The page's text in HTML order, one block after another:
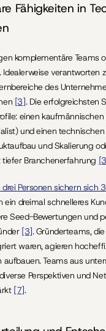
Fähigkeiten in
komplementäre Teams
verantworten
des
[3]. Die erfolgreichsten
einen kaufmännischen
und einen technischen
und Skalierung
Branchenerfahrung
drei Personen sichern sich
ein dreimal schnelleres
Seed-Bewertungen und
[3]. Gründerteams,
waren, agieren
aufbauen. Teams aus
Perspektiven und
[7].